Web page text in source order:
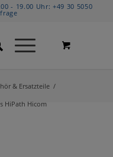
- 19.00 Uhr:+49 30 5050
& Ersatzteile /
HiPath Hicom